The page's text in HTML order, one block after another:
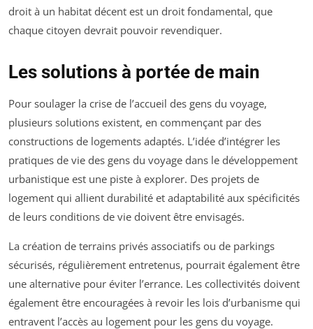
droit à un habitat décent est un droit fondamental, que
chaque citoyen devrait pouvoir revendiquer.
Les solutions à portée de main
Pour soulager la crise de l’accueil des gens du voyage,
plusieurs solutions existent, en commençant par des
constructions de logements adaptés. L’idée d’intégrer les
pratiques de vie des gens du voyage dans le développement
urbanistique est une piste à explorer. Des projets de
logement qui allient durabilité et adaptabilité aux spécificités
de leurs conditions de vie doivent être envisagés.
La création de terrains privés associatifs ou de parkings
sécurisés, régulièrement entretenus, pourrait également être
une alternative pour éviter l’errance. Les collectivités doivent
également être encouragées à revoir les lois d’urbanisme qui
entravent l’accès au logement pour les gens du voyage.